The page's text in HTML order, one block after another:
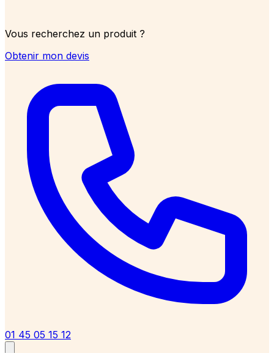
Vous recherchez un produit ?
Obtenir mon devis
01 45 05 15 12